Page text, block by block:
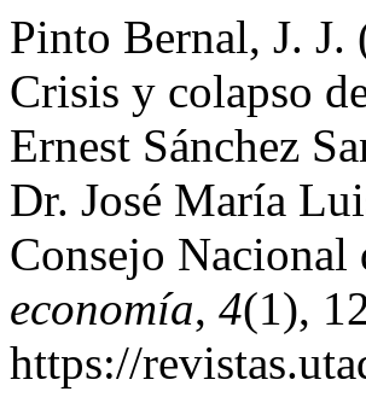
Pinto Bernal, J. J.
Crisis y colapso
Ernest Sánchez
Dr. José María
Consejo
economía, 4(1),
https://